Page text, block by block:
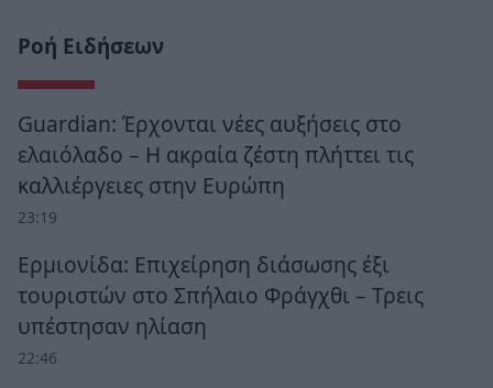
Ροή Ειδήσεων
Guardian: Έρχονται νέες αυξήσεις στο
ελαιόλαδο – Η ακραία ζέστη πλήττει τις
καλλιέργειες στην Ευρώπη
23:19
Ερμιονίδα: Επιχείρηση διάσωσης έξι
τουριστών στο Σπήλαιο Φράγχθι – Τρεις
υπέστησαν ηλίαση
22:46